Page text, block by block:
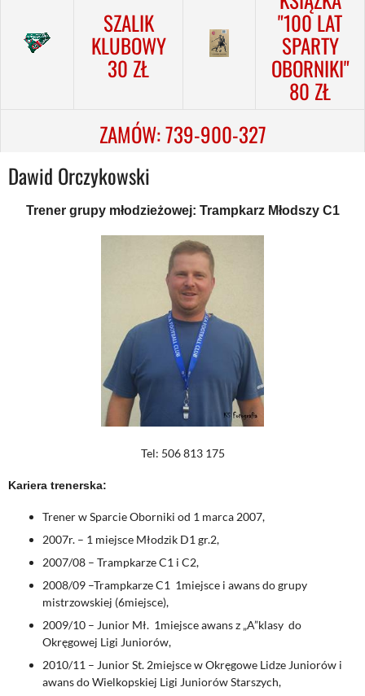
SZALIK
KLUBOWY
30 ZŁ
"100 LAT
SPARTY
OBORNIKI"
80 ZŁ
ZAMÓW: 739-900-327
Dawid Orczykowski
Trener grupy młodzieżowej: Trampkarz Młodszy C1
Tel: 506 813 175
Kariera trenerska:
Trener w Sparcie Oborniki od 1 marca 2007,
2007r. – 1 miejsce Młodzik D1 gr.2,
2007/08 – Trampkarze C1 i C2,
2008/09 –Trampkarze C1 1miejsce i awans do grupy
mistrzowskiej (6miejsce),
2009/10 – Junior Mł. 1miejsce awans z „A”klasy do
Okręgowej Ligi Juniorów,
2010/11 – Junior St. 2miejsce w Okręgowe Lidze Juniorów i
awans do Wielkopskiej Ligi Juniorów Starszych,